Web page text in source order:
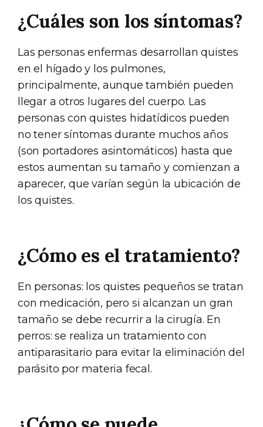
¿Cuáles son los síntomas?
Las personas enfermas desarrollan quistes
en el hígado y los pulmones,
principalmente, aunque también pueden
llegar a otros lugares del cuerpo. Las
personas con quistes hidatídicos pueden
no tener síntomas durante muchos años
(son portadores asintomáticos) hasta que
estos aumentan su tamaño y comienzan a
aparecer, que varían según la ubicación de
los quistes.
¿Cómo es el tratamiento?
En personas: los quistes pequeños se tratan
con medicación, pero si alcanzan un gran
tamaño se debe recurrir a la cirugía. En
perros: se realiza un tratamiento con
antiparasitario para evitar la eliminación del
parásito por materia fecal.